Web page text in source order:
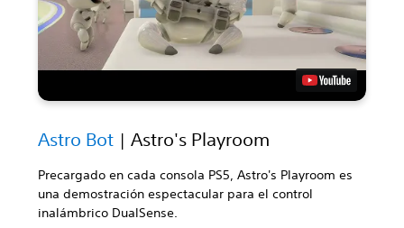
Astro Bot | Astro's Playroom
Precargado en cada consola PS5, Astro's Playroom es
una demostración espectacular para el control
inalámbrico DualSense.